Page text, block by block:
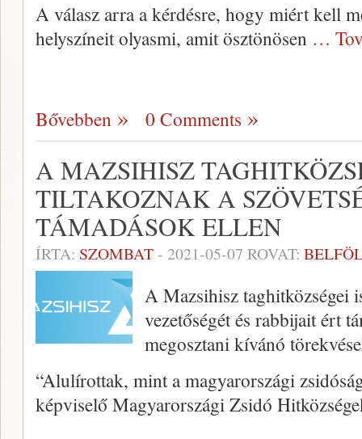
A válasz arra a kérdésre, hogy miért kell
helyszíneit olyasmi, amit ösztönösen …
Bővebben 0 Comments
A MAZSIHISZ
TILTAKOZNAK A
TÁMADÁSOK ELLEN
ÍRTA: SZOMBAT- 2021-05-07 ROVAT:
A Mazsihisz taghitközségei
vezetőségét és rabbijait ért
megosztani kívánó
“Alulírottak, mint a magyarországi
képviselő Magyarországi Zsidó